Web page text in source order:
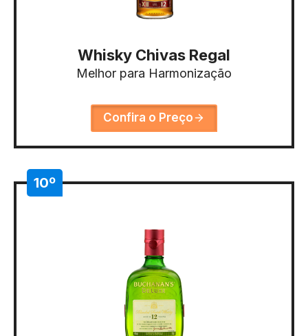
Whisky Chivas Regal
Melhor para Harmonização
Confira o Preço
10º